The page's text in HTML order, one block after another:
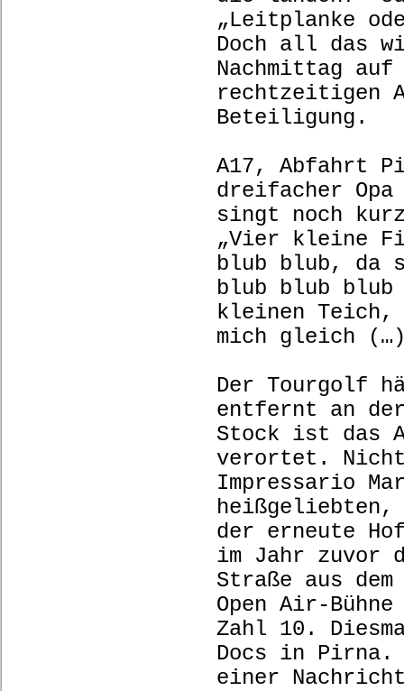
„Leitplanke
Doch all das
Nachmittag auf
rechtzeitigen
Beteiligung.
A17, Abfahrt
dreifacher
singt noch
„Vier kleine
blub blub, da
blub blub
kleinen Teich,
mich gleich
Der Tourgolf
entfernt an
Stock ist das
verortet.
Impressario
der erneute
im Jahr zuvor
Straße aus
Open Air-
Zahl 10.
Docs in Pirna.
einer